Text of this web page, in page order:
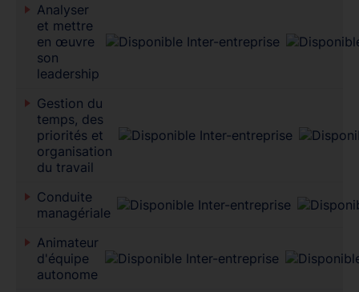
Analyser
et mettre
en œuvre
son
leadership
Gestion du
temps, des
priorités et
organisation
du travail
Conduite
managériale
Animateur
d'équipe
autonome